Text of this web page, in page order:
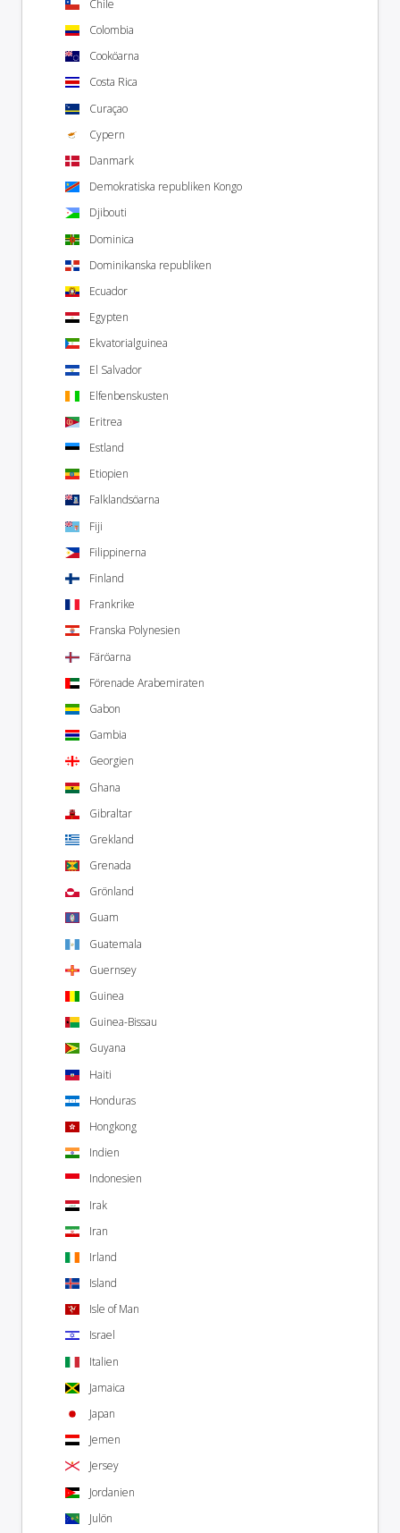
Chile
Colombia
Cooköarna
Costa Rica
Curaçao
Cypern
Danmark
Demokratiska republiken Kongo
Djibouti
Dominica
Dominikanska republiken
Ecuador
Egypten
Ekvatorialguinea
El Salvador
Elfenbenskusten
Eritrea
Estland
Etiopien
Falklandsöarna
Fiji
Filippinerna
Finland
Frankrike
Franska Polynesien
Färöarna
Förenade Arabemiraten
Gabon
Gambia
Georgien
Ghana
Gibraltar
Grekland
Grenada
Grönland
Guam
Guatemala
Guernsey
Guinea
Guinea-Bissau
Guyana
Haiti
Honduras
Hongkong
Indien
Indonesien
Irak
Iran
Irland
Island
Isle of Man
Israel
Italien
Jamaica
Japan
Jemen
Jersey
Jordanien
Julön